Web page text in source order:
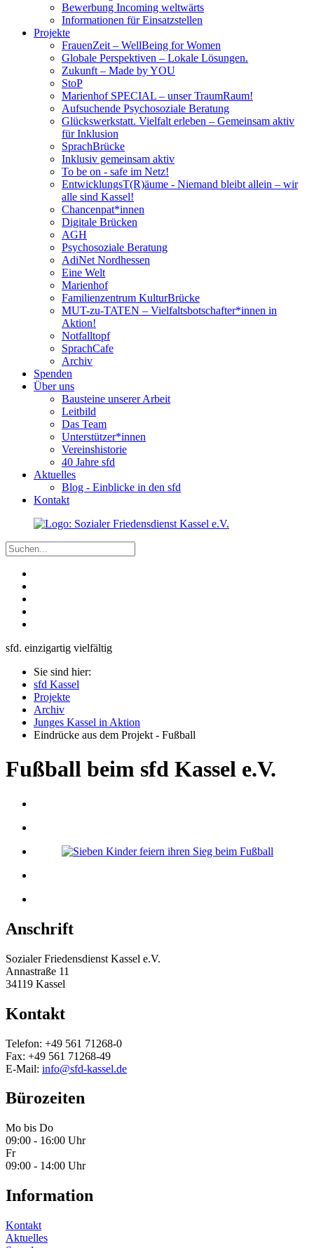
Bewerbung Incoming weltwärts
Informationen für Einsatzstellen
Projekte
FrauenZeit – WellBeing for Women
Globale Perspektiven – Lokale Lösungen.
Zukunft – Made by YOU
StoP
Marienhof SPECIAL – unser TraumRaum!
Aufsuchende Psychosoziale Beratung
Glückswerkstatt. Vielfalt erleben – Gemeinsam aktiv
für Inklusion
SprachBrücke
Inklusiv gemeinsam aktiv
To be on - safe im Netz!
EntwicklungsT(R)äume - Niemand bleibt allein – wir
alle sind Kassel!
Chancenpat*innen
Digitale Brücken
AGH
Psychosoziale Beratung
AdiNet Nordhessen
Eine Welt
Marienhof
Familienzentrum KulturBrücke
MUT-zu-TATEN – Vielfaltsbotschafter*innen in
Aktion!
Notfalltopf
SprachCafe
Archiv
Spenden
Über uns
Bausteine unserer Arbeit
Leitbild
Das Team
Unterstützer*innen
Vereinshistorie
40 Jahre sfd
Aktuelles
Blog - Einblicke in den sfd
Kontakt
sfd. einzigartig vielfältig
Sie sind hier:
sfd Kassel
Projekte
Archiv
Junges Kassel in Aktion
Eindrücke aus dem Projekt - Fußball
Fußball beim sfd Kassel e.V.
Anschrift
Sozialer Friedensdienst Kassel e.V.
Annastraße 11
34119 Kassel
Kontakt
Telefon: +49 561 71268-0
Fax: +49 561 71268-49
E-Mail: info@sfd-kassel.de
Bürozeiten
Mo bis Do
09:00 - 16:00 Uhr
Fr
09:00 - 14:00 Uhr
Information
Kontakt
Aktuelles